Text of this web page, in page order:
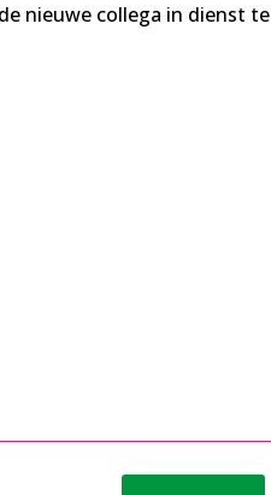
nieuwe collega in dienst te